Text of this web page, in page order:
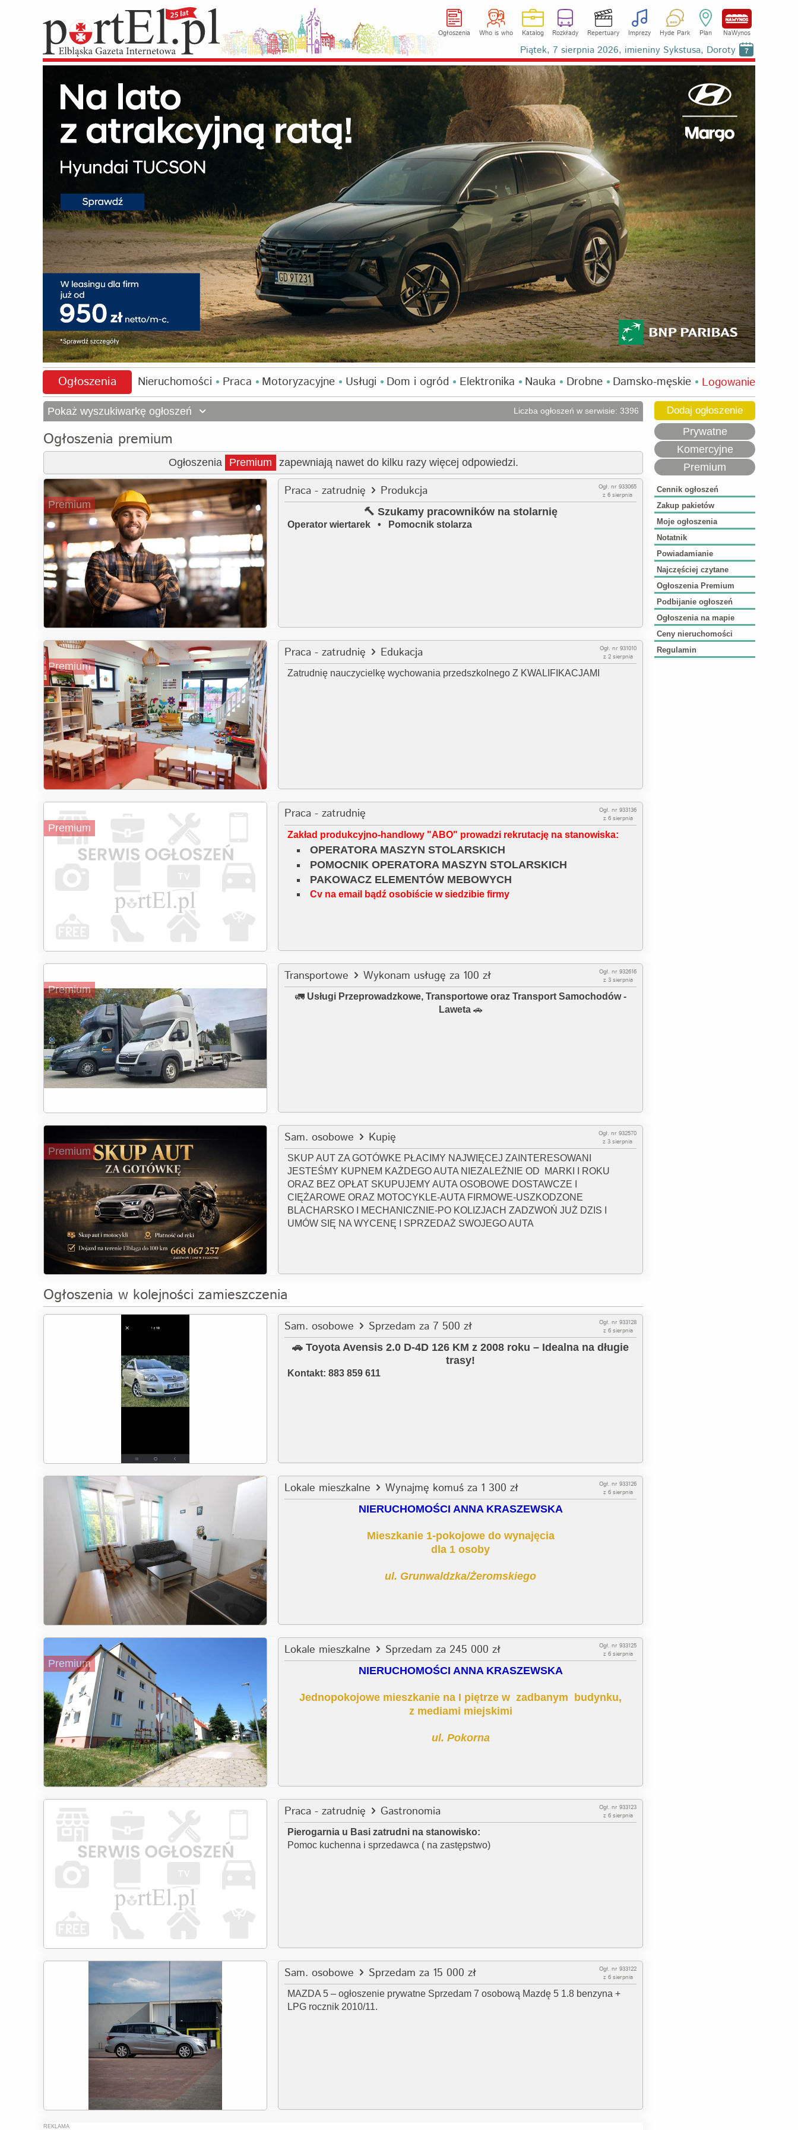
Ogłoszenia Who is who Katalog Rozkłady Repertuary Imprezy Hyde Park Plan NaWynos
Piątek, 7 sierpnia 2026, imieniny Sykstusa, Doroty 7
Ogłoszenia Nieruchomości Praca Motoryzacyjne Usługi Dom i ogród Elektronika Nauka Drobne Damsko-męskie Logowanie
Dodaj ogłoszenie
Prywatne
Komercyjne
Premium
Cennik ogłoszeń
Zakup pakietów
Moje ogłoszenia
Notatnik
Powiadamianie
Najczęściej czytane
Ogłoszenia Premium
Podbijanie ogłoszeń
Ogłoszenia na mapie
Ceny nieruchomości
Regulamin
Pokaż wyszukiwarkę ogłoszeń Liczba ogłoszeń w serwisie: 3396
Ogłoszenia premium
Ogłoszenia Premium zapewniają nawet do kilku razy więcej odpowiedzi.
Premium
Praca - zatrudnię Produkcja
Ogł. nr 933065
z 6 sierpnia
🔨 Szukamy pracowników na stolarnię
Operator wiertarek • Pomocnik stolarza
Premium
Praca - zatrudnię Edukacja
Ogł. nr 931010
z 2 sierpnia
Zatrudnię nauczycielkę wychowania przedszkolnego Z KWALIFIKACJAMI
Premium
Praca - zatrudnię
Ogł. nr 933136
z 6 sierpnia
Zakład produkcyjno-handlowy "ABO" prowadzi rekrutację na stanowiska:
OPERATORA MASZYN STOLARSKICH
POMOCNIK OPERATORA MASZYN STOLARSKICH
PAKOWACZ ELEMENTÓW MEBOWYCH
Cv na email bądź osobiście w siedzibie firmy
Premium
Transportowe Wykonam usługę za 100 zł
Ogł. nr 932616
z 3 sierpnia
🚛 Usługi Przeprowadzkowe, Transportowe oraz Transport Samochodów -
Laweta🚗
Premium
Sam. osobowe Kupię
Ogł. nr 932570
z 3 sierpnia
SKUP AUT ZA GOTÓWKE PŁACIMY NAJWIĘCEJ ZAINTERESOWANI
JESTEŚMY KUPNEM KAŻDEGO AUTA NIEZALEŻNIE OD MARKI I ROKU
ORAZ BEZ OPŁAT SKUPUJEMY AUTA OSOBOWE DOSTAWCZE I
CIĘŻAROWE ORAZ MOTOCYKLE-AUTA FIRMOWE-USZKODZONE
BLACHARSKO I MECHANICZNIE-PO KOLIZJACH ZADZWOŃ JUŻ DZIS I
UMÓW SIĘ NA WYCENĘ I SPRZEDAŻ SWOJEGO AUTA
Ogłoszenia w kolejności zamieszczenia
Sam. osobowe Sprzedam za 7 500 zł
Ogł. nr 933128
z 6 sierpnia
🚗 Toyota Avensis 2.0 D-4D 126 KM z 2008 roku – Idealna na długie
trasy!
Kontakt: 883 859 611
Lokale mieszkalne Wynajmę komuś za 1 300 zł
Ogł. nr 933126
z 6 sierpnia
NIERUCHOMOŚCI ANNA KRASZEWSKA
Mieszkanie 1-pokojowe do wynajęcia
dla 1 osoby
ul. Grunwaldzka/Żeromskiego
Premium
Lokale mieszkalne Sprzedam za 245 000 zł
Ogł. nr 933125
z 6 sierpnia
NIERUCHOMOŚCI ANNA KRASZEWSKA
Jednopokojowe mieszkanie na I piętrze w zadbanym budynku,
z mediami miejskimi
ul. Pokorna
Praca - zatrudnię Gastronomia
Ogł. nr 933123
z 6 sierpnia
Pierogarnia u Basi zatrudni na stanowisko:
Pomoc kuchenna i sprzedawca ( na zastępstwo)
Sam. osobowe Sprzedam za 15 000 zł
Ogł. nr 933122
z 6 sierpnia
MAZDA 5 – ogłoszenie prywatne Sprzedam 7 osobową Mazdę 5 1.8 benzyna +
LPG rocznik 2010/11.